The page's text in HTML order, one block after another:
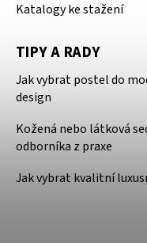
Katalogy ke stažení
TIPY A RADY
Jak vybrat postel do
design
Kožená nebo látková
odborníka z praxe
Jak vybrat kvalitní